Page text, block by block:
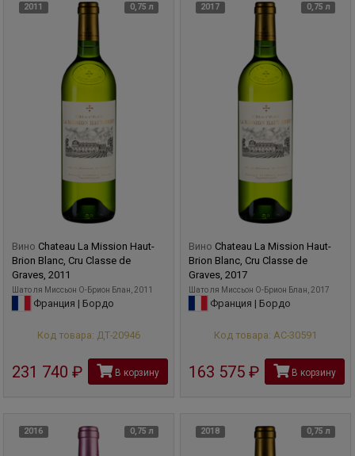
2011 0,75 л
Вино Chateau La Mission Haut-
Brion Blanc, Cru Classe de
Graves, 2011
Шато ля Миcсьон О-Брион Блан, 2011
Франция | Бордо
Код товара: ДТ-20946
231 740 рубВ корзину
2017 0,75 л
Вино Chateau La Mission Haut-
Brion Blanc, Cru Classe de
Graves, 2017
Шато ля Миcсьон О-Брион Блан, 2017
Франция | Бордо
Код товара: АС-30591
163 575 рубВ корзину
2016 0,75 л 2018 0,75 л